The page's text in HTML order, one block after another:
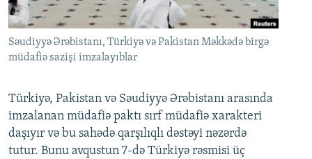
Səudiyyə Ərəbistanı, Türkiyə və Pakistan Məkkədə birgə
müdafiə sazişi imzalayıblar
Türkiyə, Pakistan və Səudiyyə Ərəbistanı arasında
imzalanan müdafiə paktı sırf müdafiə xarakteri
daşıyır və bu sahədə qarşılıqlı dəstəyi nəzərdə
tutur. Bunu avqustun 7-də Türkiyə rəsmisi üç